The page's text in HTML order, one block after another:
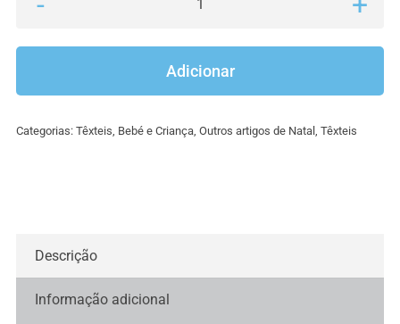
Body
Adicionar
Categorias: Têxteis, Bebé e Criança, Outros artigos de Natal , Têxteis
Descrição
Informação adicional